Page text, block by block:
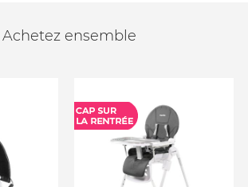
Achetez ensemble